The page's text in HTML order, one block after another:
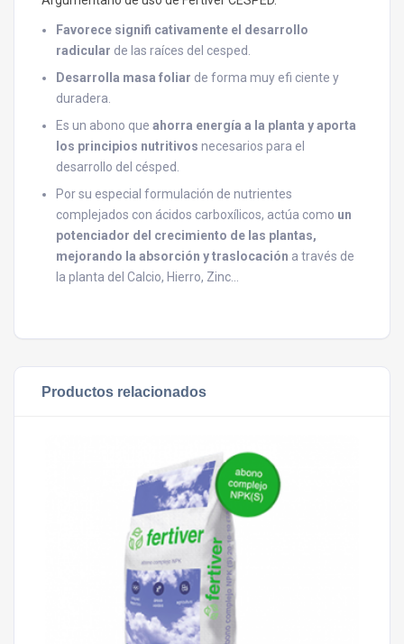
Favorece signifi cativamente el desarrollo
radicular de las raíces del cesped.
Desarrolla masa foliar de forma muy efi ciente y
duradera.
Es un abono que ahorra energía a la planta y aporta
los principios nutritivos necesarios para el
desarrollo del césped.
Por su especial formulación de nutrientes
complejados con ácidos carboxílicos, actúa como un
potenciador del crecimiento de las plantas,
mejorando la absorción y traslocación a través de
la planta del Calcio, Hierro, Zinc…
Productos relacionados